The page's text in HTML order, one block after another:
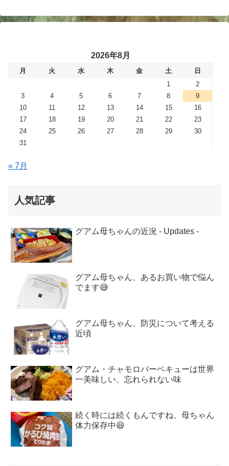
2026年8月
月 火 水 木 金 土
日
1
2
3
4 5 6 7 8
9
10
11 12 13 14 15
16
17
18 19 20 21 22
23
24
25 26 27 28 29
30
31
« 7月
人気記事
グアム母ちゃんの近況 - Updates -
グアム母ちゃん、あるお買い物で悩ん
でます😅
グアム母ちゃん、防災について考える
近頃
グアム・チャモロバーベキューは世界
一美味しい、忘れられない味
続く時には続くもんですね、母ちゃん
体力保存中😆